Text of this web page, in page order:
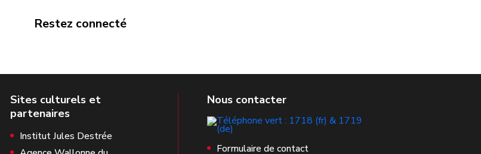
Restez connecté
Institut Jules Destrée
Formulaire de contact